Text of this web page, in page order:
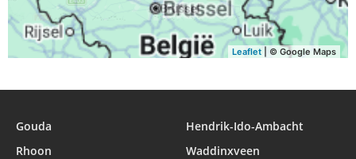
Leaflet | © Google Maps
Gouda
Hendrik-Ido-Ambacht
Rhoon
Waddinxveen